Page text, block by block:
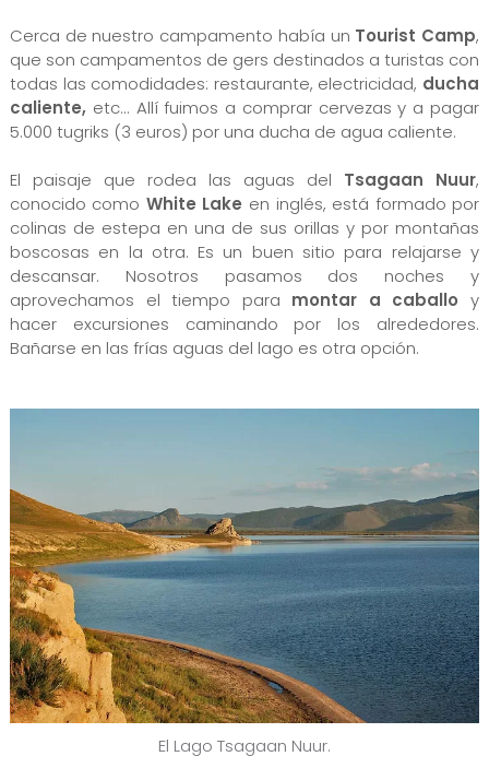
Cerca de nuestro campamento había un Tourist Camp,
que son campamentos de gers destinados a turistas con
todas las comodidades: restaurante, electricidad, ducha
caliente,etc... Allí fuimos a comprar cervezas y a pagar
5.000 tugriks (3 euros) por una ducha de agua caliente.
El paisaje que rodea las aguas del Tsagaan Nuur,
conocido como White Lake en inglés, está formado por
colinas de estepa en una de sus orillas y por montañas
boscosas en la otra. Es un buen sitio para relajarse y
descansar. Nosotros pasamos dos noches y
aprovechamos el tiempo para montar a caballo y
hacer excursiones caminando por los alrededores.
Bañarse en las frías aguas del lago es otra opción.
El Lago Tsagaan Nuur.